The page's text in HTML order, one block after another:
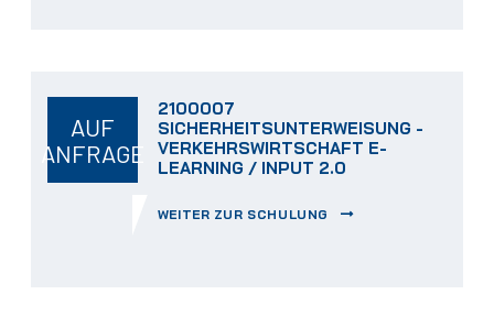
AUF
ANFRAGE
2100007
SICHERHEITSUNTERWEISUNG -
VERKEHRSWIRTSCHAFT E-
LEARNING / INPUT 2.0
WEITER ZUR SCHULUNG